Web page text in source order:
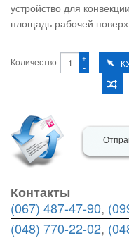
устройство для
площадь рабочей
Количество -
+
Контакты
(067) 487-47-90,
(048) 770-22-02,